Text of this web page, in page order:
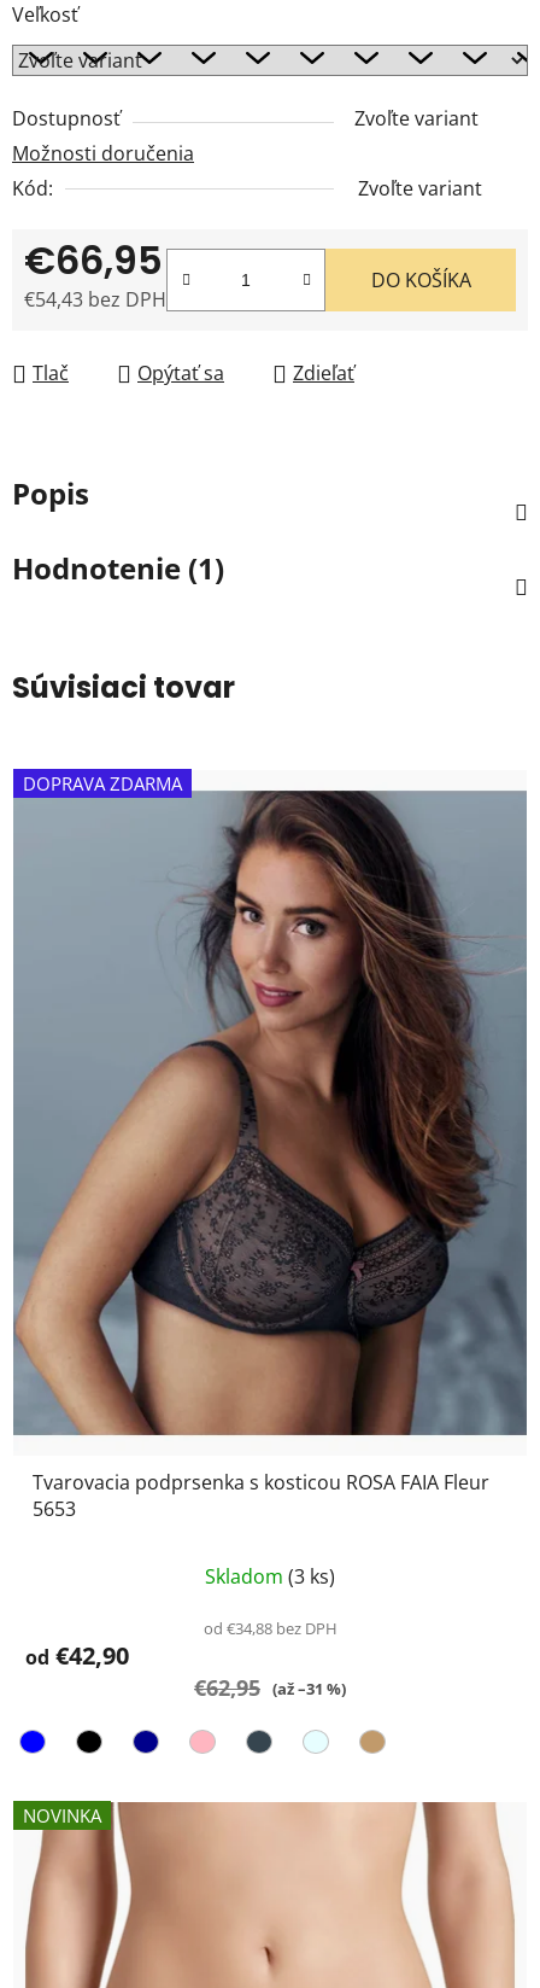
Veľkosť
Dostupnosť
Zvoľte variant
Možnosti doručenia
Kód:
Zvoľte variant
€66,95
€54,43 bez DPH
DO KOŠÍKA
Tlač Opýtať sa Zdieľať
Popis
Hodnotenie (1)
Súvisiaci tovar
DOPRAVA ZDARMA
Tvarovacia podprsenka s kosticou ROSA FAIA Fleur
5653
hodnotenie
produktu
5,0
5
Skladom (3 ks)
od €34,88 bez DPH
od €42,90
€62,95 (až –31 %)
NOVINKA